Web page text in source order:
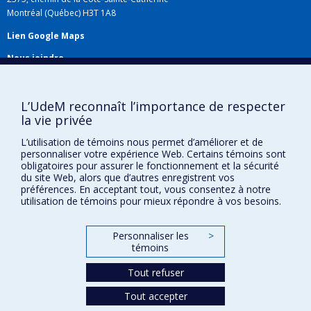
Domaines d’expertise:
Santé mondiale; Déterminants sociaux de la santé
sociaux de la santé (immigration et tuberculose;
populations immigrantes; système de santé
Montréal (Québec) H3T 1A8
Lien Google Maps
Nous joindre
Accessibilité
Confidentialité
Conditions d’utilisation
Paramètres des témoins
Université de
Montréal
L’UdeM reconnaît l’importance de respecter
la vie privée
L’utilisation de témoins nous permet d’améliorer et de
personnaliser votre expérience Web. Certains témoins sont
obligatoires pour assurer le fonctionnement et la sécurité
du site Web, alors que d’autres enregistrent vos
préférences. En acceptant tout, vous consentez à notre
utilisation de témoins pour mieux répondre à vos besoins.
Personnaliser les
témoins
>
Tout refuser
Tout accepter